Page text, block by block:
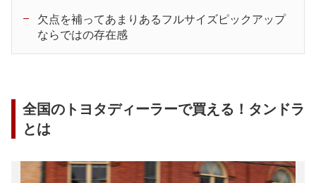
欠点を補ってあまりあるフルサイズピックアップ
ならではの存在感
全国のトヨタディーラーで買える！タンドラ
とは